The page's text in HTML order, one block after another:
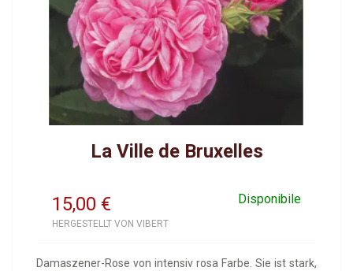
La Ville de Bruxelles
15,00 Disponibile
€
HERGESTELLT VON VIBERT
Damaszener-Rose von intensiv rosa Farbe. Sie ist stark,